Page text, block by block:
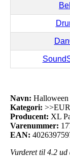
Navn: Halloween
Kategori:
Producent: XL
Varenummer:
EAN:
Vurderet til 4.2 ud